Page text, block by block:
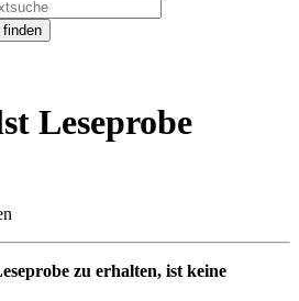
Leseprobe
zu erhalten, ist keine